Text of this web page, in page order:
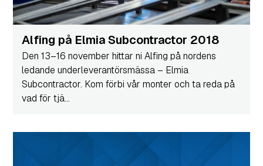
Alfing på Elmia Subcontractor 2018
Den 13–16 november hittar ni Alfing på nordens
ledande underleverantörsmässa – Elmia
Subcontractor. Kom förbi vår monter och ta reda på
vad för tjä...